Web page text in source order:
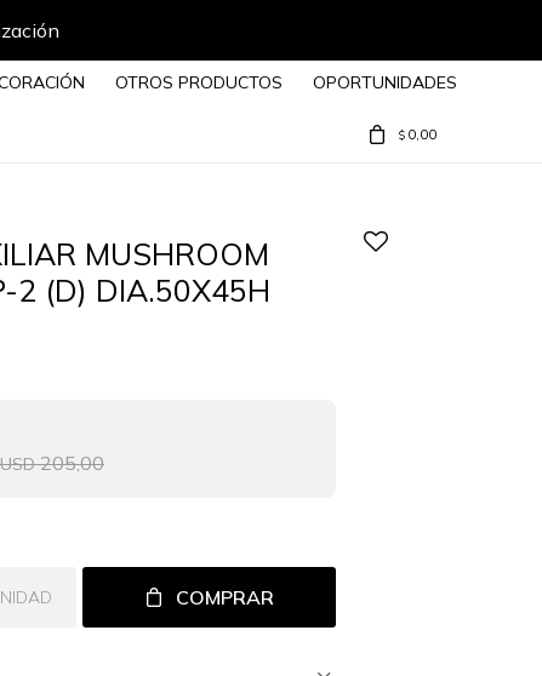
OTROS PRODUCTOS OPORTUNIDADES
$ 0,00
MUSHROOM
2 (D) DIA.50X45H
USD 205,00
COMPRAR